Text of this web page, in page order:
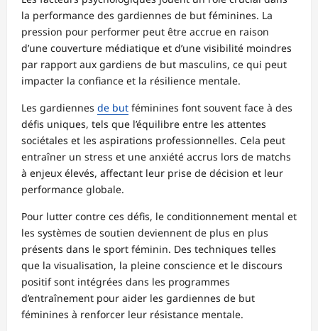
la performance des gardiennes de but féminines. La
pression pour performer peut être accrue en raison
d’une couverture médiatique et d’une visibilité moindres
par rapport aux gardiens de but masculins, ce qui peut
impacter la confiance et la résilience mentale.
Les gardiennes de but féminines font souvent face à des
défis uniques, tels que l’équilibre entre les attentes
sociétales et les aspirations professionnelles. Cela peut
entraîner un stress et une anxiété accrus lors de matchs
à enjeux élevés, affectant leur prise de décision et leur
performance globale.
Pour lutter contre ces défis, le conditionnement mental et
les systèmes de soutien deviennent de plus en plus
présents dans le sport féminin. Des techniques telles
que la visualisation, la pleine conscience et le discours
positif sont intégrées dans les programmes
d’entraînement pour aider les gardiennes de but
féminines à renforcer leur résistance mentale.